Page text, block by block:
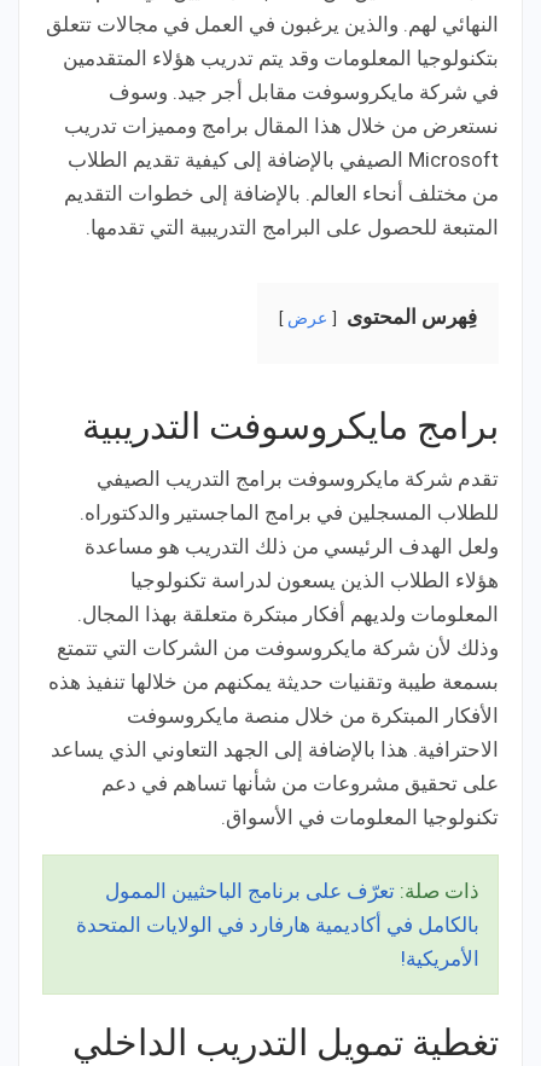
النهائي لهم. والذين يرغبون في العمل في مجالات تتعلق
بتكنولوجيا المعلومات وقد يتم تدريب هؤلاء المتقدمين
في شركة مايكروسوفت مقابل أجر جيد. وسوف
نستعرض من خلال هذا المقال برامج ومميزات تدريب
Microsoft الصيفي بالإضافة إلى كيفية تقديم الطلاب
من مختلف أنحاء العالم. بالإضافة إلى خطوات التقديم
المتبعة للحصول على البرامج التدريبية التي تقدمها.
فِهرس المحتوى عرض
برامج مايكروسوفت التدريبية
تقدم شركة مايكروسوفت برامج التدريب الصيفي
للطلاب المسجلين في برامج الماجستير والدكتوراه.
ولعل الهدف الرئيسي من ذلك التدريب هو مساعدة
هؤلاء الطلاب الذين يسعون لدراسة تكنولوجيا
المعلومات ولديهم أفكار مبتكرة متعلقة بهذا المجال.
وذلك لأن شركة مايكروسوفت من الشركات التي تتمتع
بسمعة طيبة وتقنيات حديثة يمكنهم من خلالها تنفيذ هذه
الأفكار المبتكرة من خلال منصة مايكروسوفت
الاحترافية. هذا بالإضافة إلى الجهد التعاوني الذي يساعد
على تحقيق مشروعات من شأنها تساهم في دعم
تكنولوجيا المعلومات في الأسواق.
ذات صلة: تعرّف على برنامج الباحثيين الممول
بالكامل في أكاديمية هارفارد في الولايات المتحدة
الأمريكية!
تغطية تمويل التدريب الداخلي